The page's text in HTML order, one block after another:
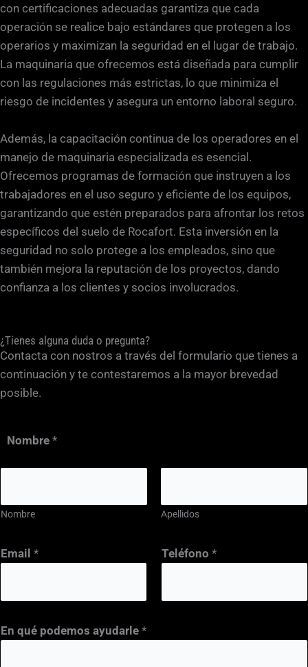
con certificaciones adecuadas garantiza que cada
operación se realice bajo estándares que protegen a los
operarios y maximizan la seguridad en el lugar de trabajo.
La maquinaria que ofrecemos está diseñada para cumplir
con las regulaciones más estrictas, lo que minimiza el
riesgo de incidentes y asegura un entorno laboral seguro.
Además, la capacitación continua de los operadores en el
manejo de maquinaria especializada es esencial.
Ofrecemos programas de formación que instruyen a los
trabajadores en el uso seguro y eficiente de los equipos,
garantizando que estén preparados para afrontar los retos
específicos del suelo de Rocafort. Esta inversión en la
seguridad no solo protege a los empleados, sino que
también mejora la reputación de los proyectos, dando
confianza a los clientes y socios involucrados.
¿Tienes alguna duda o pregunta?
Contacta con nostros a través del formulario que tienes a
continuación y te contestaremos a la mayor brevedad
posible.
Nombre *
Nombre Apellidos
Email * Teléfono *
En qué podemos ayudarle *